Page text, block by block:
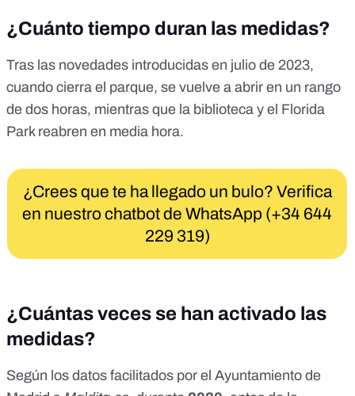
¿Cuánto tiempo duran las medidas?
Tras las novedades introducidas en julio de 2023,
cuando cierra el parque, se vuelve a abrir en un rango
de dos horas, mientras que la biblioteca y el Florida
Park reabren en media hora.
¿Crees que te ha llegado un bulo? Verifica
en nuestro chatbot de WhatsApp (+34 644
229 319)
¿Cuántas veces se han activado las
medidas?
Según los datos facilitados por el Ayuntamiento de